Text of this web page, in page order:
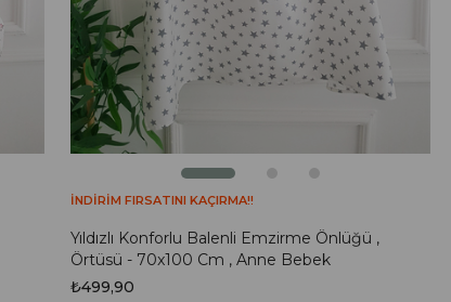
Yıldızlı Konforlu Balenli Emzirme Önlüğü ,
Örtüsü - 70x100 Cm , Anne Bebek
₺499,90
İNDİRİM FIRSATINI KAÇIRMA!!